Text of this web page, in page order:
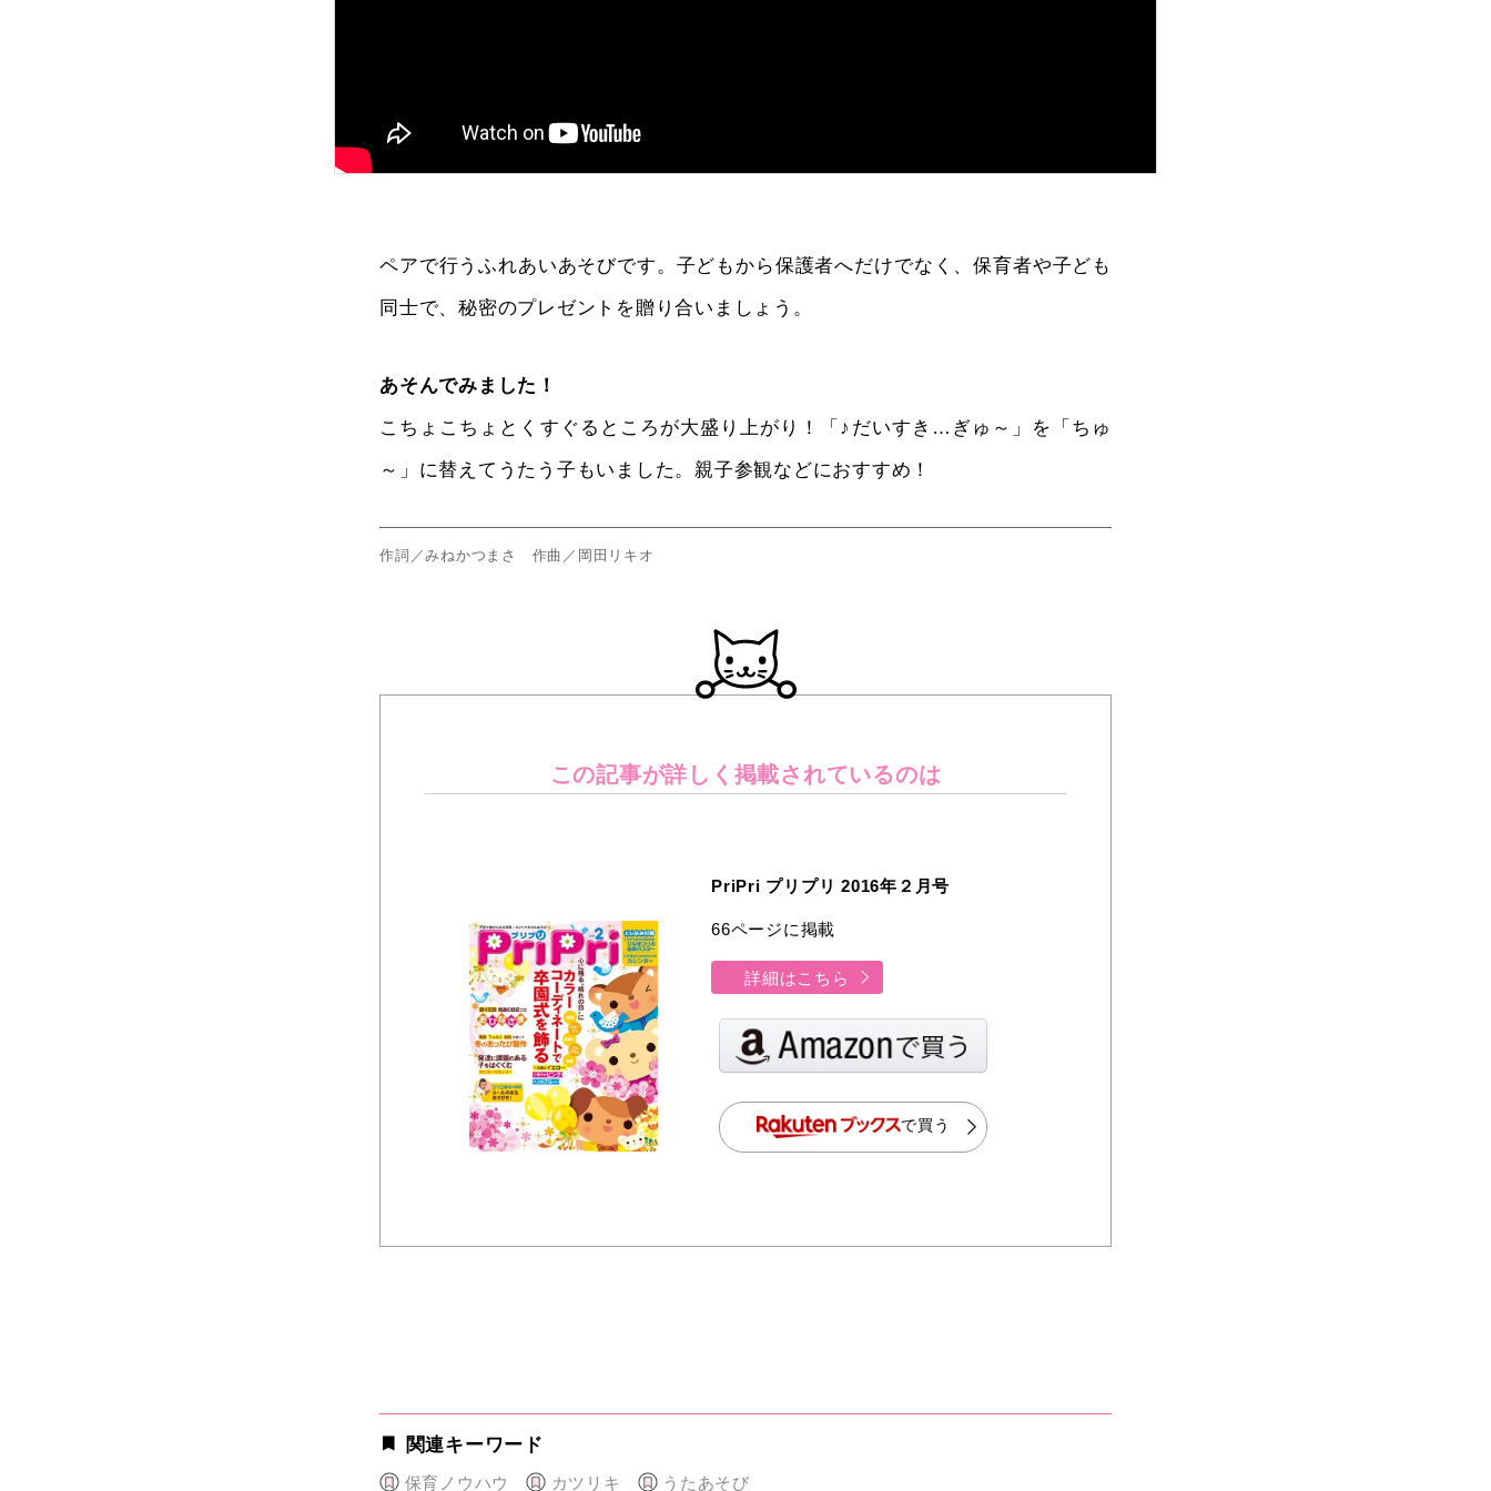
ペアで行うふれあいあそびです。子どもから保護者へだけでなく、保育者や子ども
同士で、秘密のプレゼントを贈り合いましょう。
あそんでみました！
こちょこちょとくすぐるところが大盛り上がり！「♪だいすき…ぎゅ～」を「ちゅ
～」に替えてうたう子もいました。親子参観などにおすすめ！
作詞／みねかつまさ 作曲／岡田リキオ
この記事が詳しく 掲載されているのは
PriPri プリプリ 2016年２月号
66ページに掲載
詳細はこちら
で買う
関連キーワード
保育ノウハウ カツリキ うたあそび